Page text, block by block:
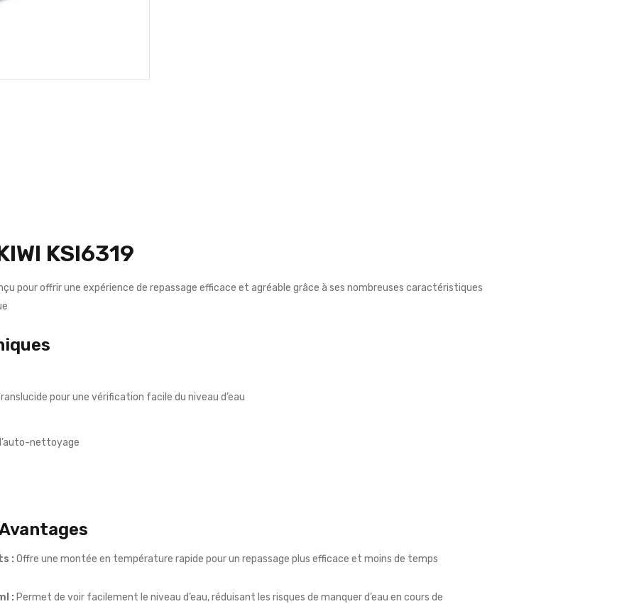
KSI6319
pour offrir une expérience de repassage efficace et agréable grâce à ses nombreuses caractéristiques
pour une vérification facile du niveau d’eau
nettoyage
: Offre une montée en température rapide pour un repassage plus efficace et moins de temps
: Permet de voir facilement le niveau d’eau, réduisant les risques de manquer d’eau en cours de